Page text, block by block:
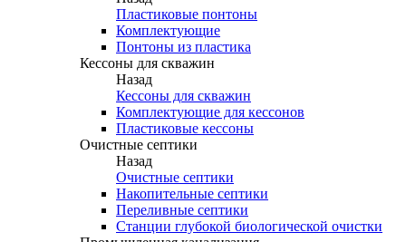
Пластиковые понтоны
Комплектующие
Понтоны из пластика
Кессоны для скважин
Назад
Кессоны для скважин
Комплектующие для кессонов
Пластиковые кессоны
Очистные септики
Назад
Очистные септики
Накопительные септики
Переливные септики
Станции глубокой биологической очистки